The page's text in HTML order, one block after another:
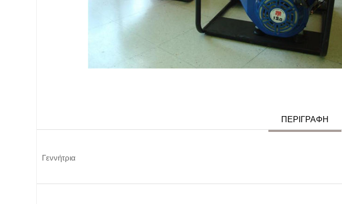
ΠΕΡΙΓΡΑΦΉ
Γεννήτρια